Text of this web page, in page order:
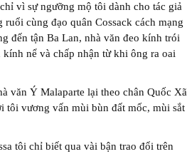
vì sự ngưỡng mộ tôi dành cho tác giả
ruổi cùng đạo quân Cossack cách mạng
đến tận Ba Lan, nhà văn đeo kính trói
nể và chấp nhận từ khi ông ra oai
văn Ý Malaparte lại theo chân Quốc Xã
tôi vương vấn mùi bùn đất mốc, mùi sắt
tôi chỉ biết qua vài bận trao đổi trên